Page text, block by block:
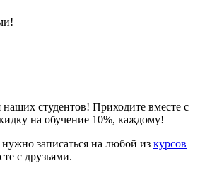
студентов! Приходите вместе с
на обучение 10%, каждому!
записаться на любой из курсов
с друзьями.